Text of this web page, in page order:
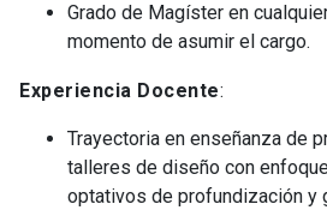
Grado de Magíster en
momento de asumir el cargo.
Experiencia Docente:
Trayectoria en enseñanza de
talleres de diseño con
optativos de profundización y